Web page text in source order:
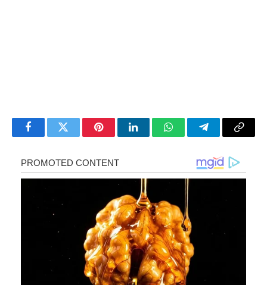
FacebookTwitter PinterestLinkedInWhatsAppTelegramCopy